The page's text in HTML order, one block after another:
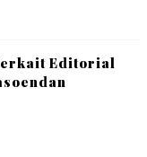
Editorial